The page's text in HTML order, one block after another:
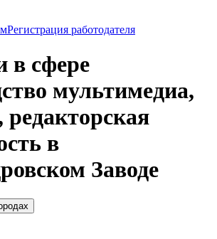
Регистрация работодателя
в сфере
мультимедиа,
редакторская
в
Заводе